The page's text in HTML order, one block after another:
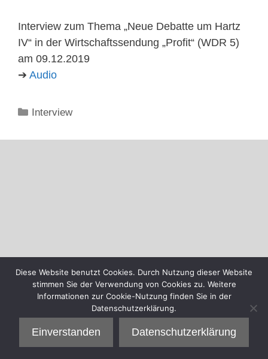
Interview zum Thema „Neue Debatte um Hartz
IV“ in der Wirtschaftssendung „Profit“ (WDR 5)
am 09.12.2019
➔ Audio
Kategorien
Interview
Diese Website benutzt Cookies. Durch Nutzung dieser Website
stimmen Sie der Verwendung von Cookies zu. Weitere
Informationen zur Cookie-Nutzung finden Sie in der
Datenschutzerklärung.
Einverstanden Datenschutzerklärung